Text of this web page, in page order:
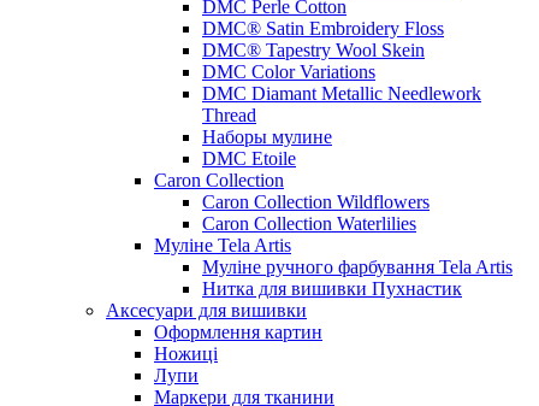
DMC Perle Cotton
DMC® Satin Embroidery Floss
DMC® Tapestry Wool Skein
DMC Color Variations
DMC Diamant Metallic Needlework
Thread
Наборы мулине
DMC Etoile
Caron Collection
Caron Collection Wildflowers
Caron Collection Waterlilies
Муліне Tela Artis
Муліне ручного фарбування Tela Artis
Нитка для вишивки Пухнастик
Аксесуари для вишивки
Оформлення картин
Ножиці
Лупи
Маркери для тканини